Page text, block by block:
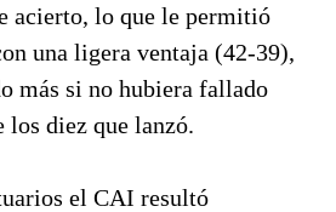
acierto, lo que le permitió
una ligera ventaja (42-39),
más si no hubiera fallado
diez que lanzó.
el CAI resultó